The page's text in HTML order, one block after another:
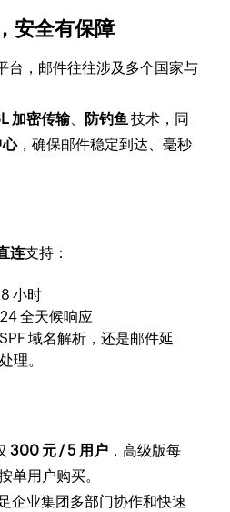
安全有保障
台，邮件往往涉及多个国家与
加密传输、 防钓鱼技术，同
心，确保邮件稳定到达、毫秒
连支持：
小时
全天候响应
域名解析，还是邮件延
理。
300 元 / 5 用户 ，高级版每
单用户购买。
企业集团多部门协作和快速